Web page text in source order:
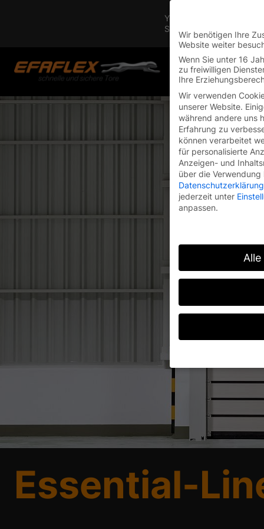
You are currently on the
Switch to the English
Essential-
Wir benötigen Ihre
Website weiter
Wenn Sie unter 16
zu freiwilligen
Ihre
Wir verwenden
unserer Website.
während andere uns
Erfahrung zu
können verarbeitet
für personalisierte
Anzeigen- und
über die
Datenschutzerklärung
jederzeit unter
anpassen.
Wenn Sie unter 16
andere uns helfen,
verarbeitet werden
Hier finden Sie eine
geben oder sich